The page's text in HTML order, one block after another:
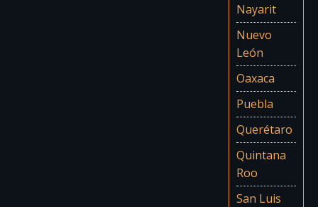
Nayarit
Nuevo
León
Oaxaca
Puebla
Querétaro
Quintana
Roo
San Luis